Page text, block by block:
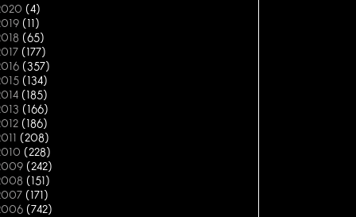
(4)
(11)
(65)
(177)
(357)
(134)
(185)
(166)
(186)
(208)
(228)
(242)
(151)
(171)
(742)